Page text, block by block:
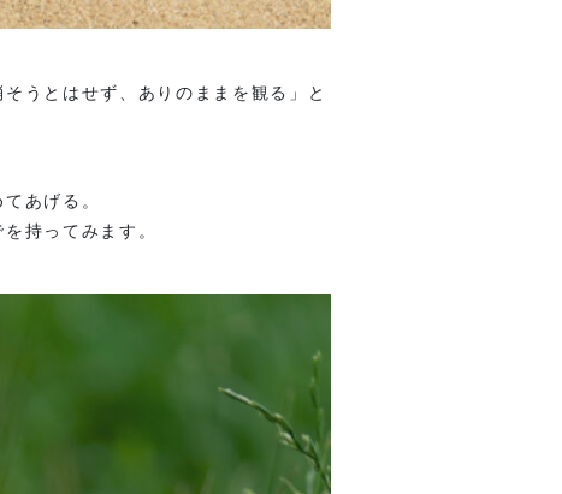
うとはせず、ありのままを観る」と
あげる。
持ってみます。